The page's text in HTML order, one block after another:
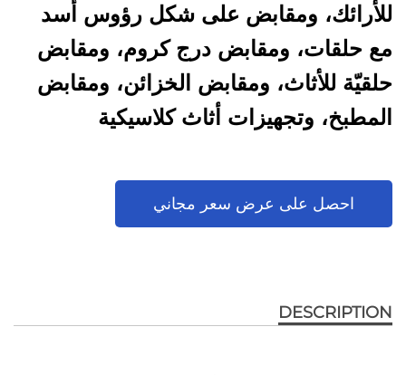
للأرائك، ومقابض على شكل رؤوس أسد
مع حلقات، ومقابض درج كروم، ومقابض
حلقيّة للأثاث، ومقابض الخزائن، ومقابض
المطبخ، وتجهيزات أثاث كلاسيكية
احصل على عرض سعر مجاني
DESCRIPTION